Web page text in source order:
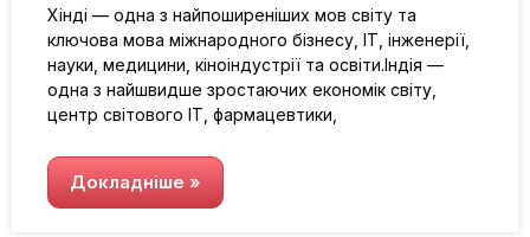
Хінді — одна з найпоширеніших мов світу та
ключова мова міжнародного бізнесу, ІТ, інженерії,
науки, медицини, кіноіндустрії та освіти.Індія —
одна з найшвидше зростаючих економік світу,
центр світового ІТ, фармацевтики,
Докладніше »